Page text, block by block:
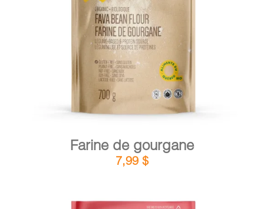
AJOUTER AU PANIER /
Farine de gourgane
7,99 $